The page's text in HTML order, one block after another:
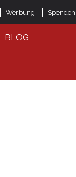
Werbung Spenden
BLOG